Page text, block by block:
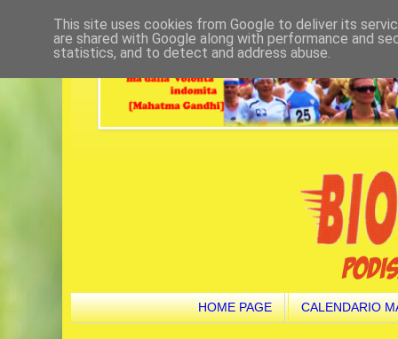
HOME PAGE CALENDARIO
This site uses cookies from Google to deliver its
are shared with Google along with performance and
statistics, and to detect and address abuse.